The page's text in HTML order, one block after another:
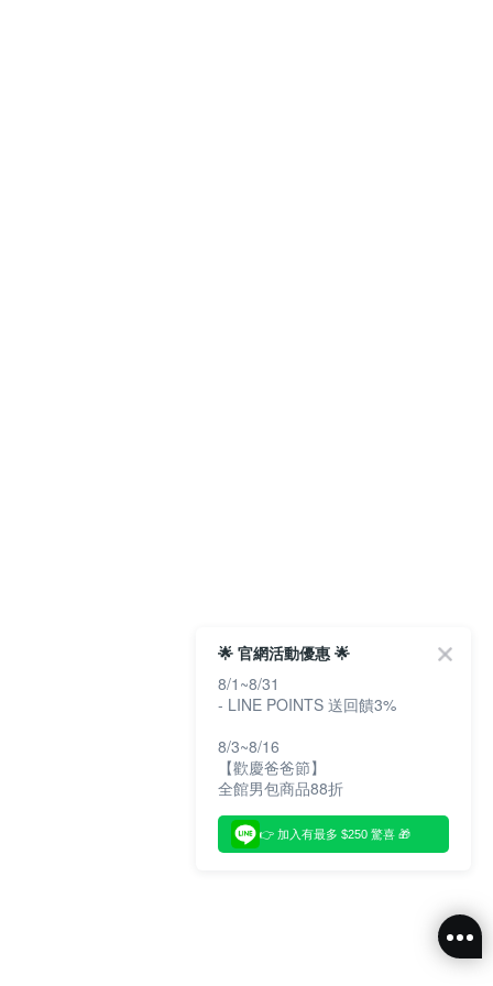
🌟 官網活動優惠 🌟
8/1~8/31
- LINE POINTS 送回饋3%
8/3~8/16
【歡慶爸爸節】
全館男包商品88折
👉 加入有最多 $250 驚喜 🎁